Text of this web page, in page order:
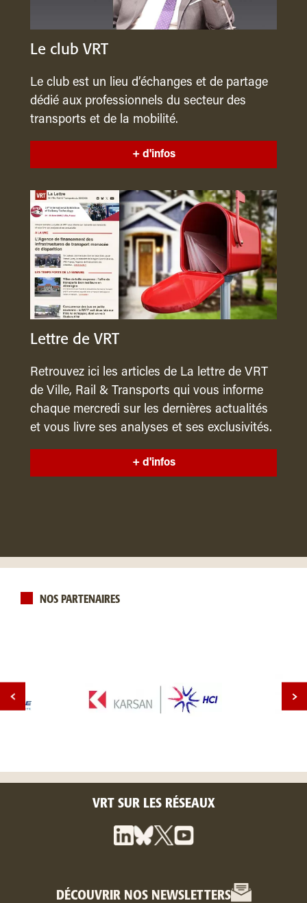
Le club VRT
Le club est un lieu d’échanges et de partage
dédié aux professionnels du secteur des
transports et de la mobilité.
+ d'infos
Lettre de VRT
Retrouvez ici les articles de La lettre de VRT
de Ville, Rail & Transports qui vous informe
chaque mercredi sur les dernières actualités
et vous livre ses analyses et ses exclusivités.
+ d'infos
NOS PARTENAIRES
VRT SUR LES RÉSEAUX
DÉCOUVRIR NOS NEWSLETTERS